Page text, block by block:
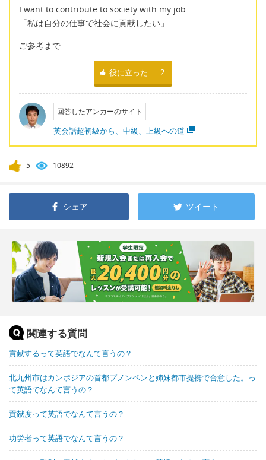
I want to contribute to society with my job.
「私は自分の仕事で社会に貢献したい」
ご参考まで
役に立った 2
回答したアンカーのサイト
英会話超初級から、中級、上級への道
5 10892
シェア ツイート
関連する質問
貢献するって英語でなんて言うの？
北九州市はカンボジアの首都プノンペンと姉妹都市提携で合意した。っ
て英語でなんて言うの？
貢献度って英語でなんて言うの？
功労者って英語でなんて言うの？